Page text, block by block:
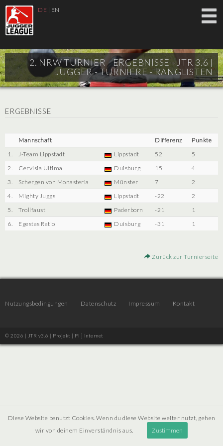
DE | EN
2. NRW TURNIER - ERGEBNISSE - JTR 3.6 |
JUGGER - TURNIERE - RANGLISTEN
ERGEBNISSE
Mannschaft Differenz
Punkte
1.
J-Team Lippstadt Lippstadt 52
5
2.
Cervisia Ultima Duisburg 15
4
3.
Schergen von Monasteria Münster 7
2
4.
Mighty Juggs Lippstadt -22
2
5.
Trollfaust Paderborn -21
1
6.
Egestas Ratio Duisburg -31 1
Zurück zur Turnierseite
Nutzungsbedingungen Datenschutz Impressum Kontakt
© 2026 | JTR v3.6 | Projekt [ PI ] Internet
Diese Website benutzt Cookies. Wenn du diese Website weiter nutzt, gehen
wir von deinem Einverständnis aus.
Zustimmen